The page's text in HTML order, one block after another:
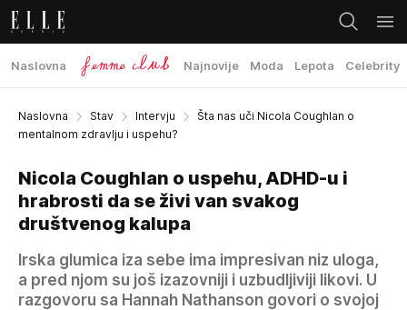
Naslovna Najnovije Moda Lepota Celebrity
Naslovna Stav Intervju
Šta nas uči Nicola Coughlan o
mentalnom zdravlju i uspehu?
Nicola Coughlan o uspehu, ADHD-u i
hrabrosti da se živi van svakog
društvenog kalupa
Irska glumica iza sebe ima impresivan niz uloga,
a pred njom su još izazovniji i uzbudljiviji likovi. U
razgovoru sa Hannah Nathanson govori o svojoj